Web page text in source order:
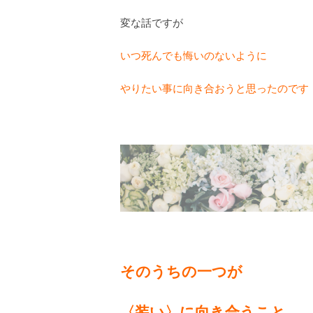
変な話ですが
いつ死んでも悔いのないように
やりたい事に向き合おうと思ったのです
そのうちの一つが